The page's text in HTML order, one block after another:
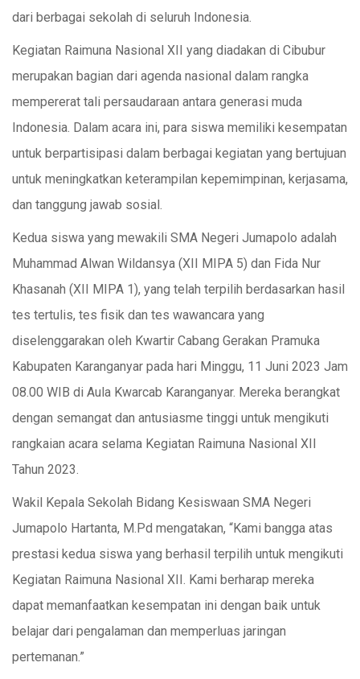
dari berbagai sekolah di seluruh Indonesia.
Kegiatan Raimuna Nasional XII yang diadakan di Cibubur
merupakan bagian dari agenda nasional dalam rangka
mempererat tali persaudaraan antara generasi muda
Indonesia. Dalam acara ini, para siswa memiliki kesempatan
untuk berpartisipasi dalam berbagai kegiatan yang bertujuan
untuk meningkatkan keterampilan kepemimpinan, kerjasama,
dan tanggung jawab sosial.
Kedua siswa yang mewakili SMA Negeri Jumapolo adalah
Muhammad Alwan Wildansya (XII MIPA 5) dan Fida Nur
Khasanah (XII MIPA 1), yang telah terpilih berdasarkan hasil
tes tertulis, tes fisik dan tes wawancara yang
diselenggarakan oleh Kwartir Cabang Gerakan Pramuka
Kabupaten Karanganyar pada hari Minggu, 11 Juni 2023 Jam
08.00 WIB di Aula Kwarcab Karanganyar. Mereka berangkat
dengan semangat dan antusiasme tinggi untuk mengikuti
rangkaian acara selama Kegiatan Raimuna Nasional XII
Tahun 2023.
Wakil Kepala Sekolah Bidang Kesiswaan SMA Negeri
Jumapolo Hartanta, M.Pd mengatakan, “Kami bangga atas
prestasi kedua siswa yang berhasil terpilih untuk mengikuti
Kegiatan Raimuna Nasional XII. Kami berharap mereka
dapat memanfaatkan kesempatan ini dengan baik untuk
belajar dari pengalaman dan memperluas jaringan
pertemanan.”